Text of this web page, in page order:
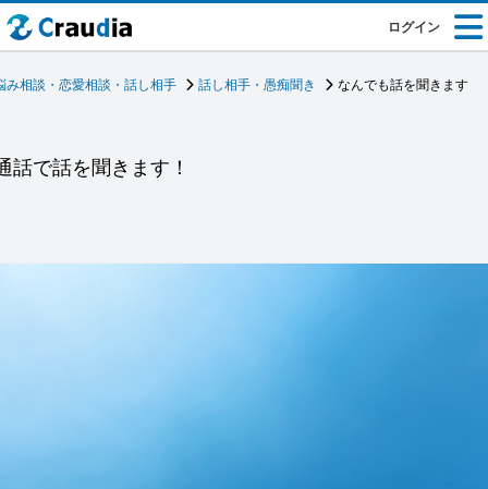
ログイン
み相談・恋愛相談・話し相手 話し相手・愚痴聞き なんでも話を聞きます
話で話を聞きます！